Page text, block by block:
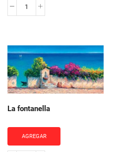
Aia
La fontanella
AGREGAR